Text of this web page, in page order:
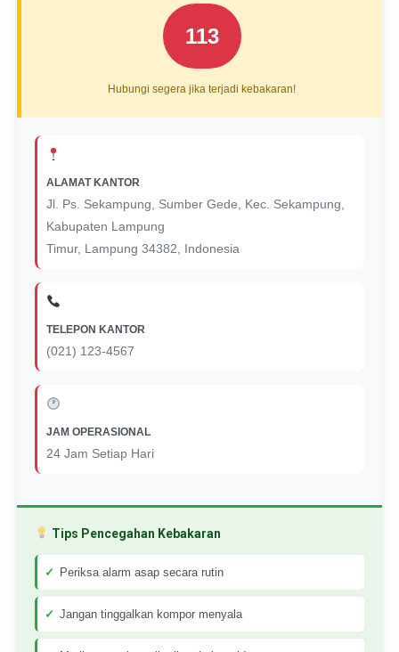
113
Hubungi segera jika terjadi kebakaran!
ALAMAT KANTOR
Jl. Ps. Sekampung, Sumber Gede, Kec. Sekampung,
Kabupaten Lampung
Timur, Lampung 34382, Indonesia
TELEPON KANTOR
(021) 123-4567
JAM OPERASIONAL
24 Jam Setiap Hari
Tips Pencegahan Kebakaran
Periksa alarm asap secara rutin
Jangan tinggalkan kompor menyala